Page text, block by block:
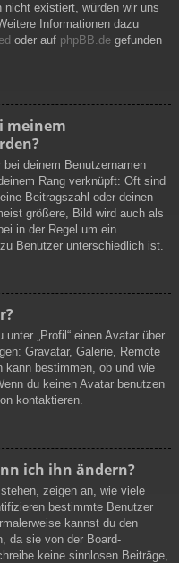
existiert, würden wir uns
Informationen dazu
oder auf phpBB.de gefunden
meinem
deinem Benutzernamen
Rang verknüpft: Oft sind
Beitragszahl oder deinen
größere, Bild wird auch als
in der Regel um ein
Benutzer unterschiedlich ist.
„Profil“ einen Avatar über
Gravatar, Galerie, Remote
kann bestimmen, ob und wie
du keinen Avatar benutzen
kontaktieren.
ich ihn ändern?
zeigen an, wie viele
bestimmte Benutzer
kannst du den
da sie von der Board-
keine sinnlosen Beiträge,